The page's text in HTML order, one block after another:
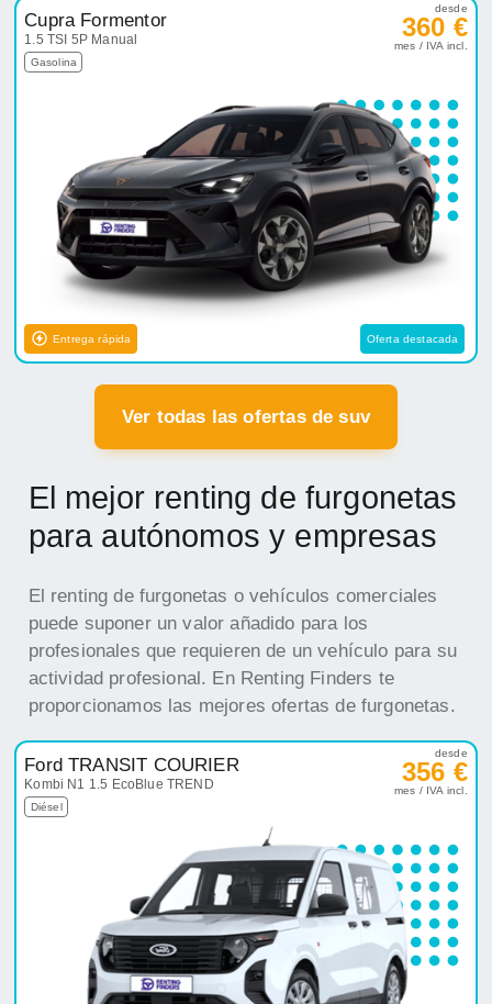
Cupra Formentor
1.5 TSI 5P Manual
Gasolina
desde
360 €
mes / IVA incl.
Entrega rápida Oferta destacada
Ver todas las ofertas de suv
El mejor renting de furgonetas
para autónomos y empresas
El renting de furgonetas o vehículos comerciales
puede suponer un valor añadido para los
profesionales que requieren de un vehículo para su
actividad profesional. En Renting Finders te
proporcionamos las mejores ofertas de furgonetas.
Ford TRANSIT COURIER
Kombi N1 1.5 EcoBlue TREND
Diésel
desde
356 €
mes / IVA incl.